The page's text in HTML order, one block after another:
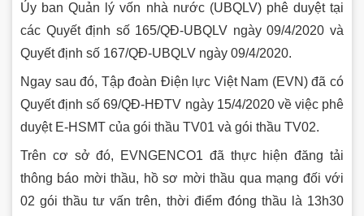
Ủy ban Quản lý vốn nhà nước (UBQLV) phê duyệt tại
các Quyết định số 165/QĐ-UBQLV ngày 09/4/2020 và
Quyết định số 167/QĐ-UBQLV ngày 09/4/2020.
Ngay sau đó, Tập đoàn Điện lực Việt Nam (EVN) đã có
Quyết định số 69/QĐ-HĐTV ngày 15/4/2020 về việc phê
duyệt E-HSMT của gói thầu TV01 và gói thầu TV02.
Trên cơ sở đó, EVNGENCO1 đã thực hiện đăng tải
thông báo mời thầu, hồ sơ mời thầu qua mạng đối với
02 gói thầu tư vấn trên, thời điểm đóng thầu là 13h30